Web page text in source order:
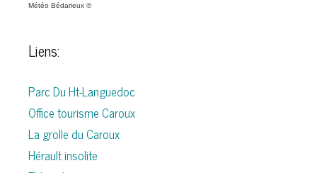
Météo Bédarieux ©
Liens:
Parc Du Ht-Languedoc
Office tourisme Caroux
La grolle du Caroux
Hérault insolite